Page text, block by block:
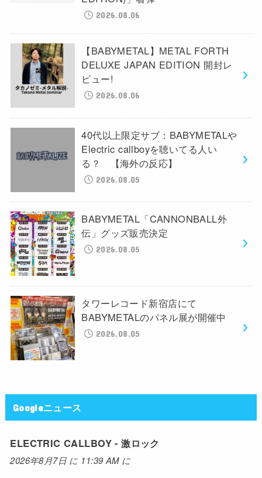
2026.08.06
【BABYMETAL】METAL FORTH
DELUXE JAPAN EDITION 開封レ
ビュー!
2026.08.06
40代以上限定サブ：BABYMETALや
Electric callboyを聴いてる人い
る？ 【海外の反応】
2026.08.05
BABYMETAL「CANNONBALL外
伝」グッズ販売決定
2026.08.05
タワーレコード新宿店にて
BABYMETALのパネル展が開催中
2026.08.05
Googleニュース
ELECTRIC CALLBOY - 激ロック
2026年8月7日 に 11:39 AM に